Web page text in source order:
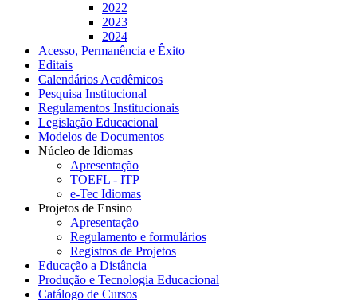
2022
2023
2024
Acesso, Permanência e Êxito
Editais
Calendários Acadêmicos
Pesquisa Institucional
Regulamentos Institucionais
Legislação Educacional
Modelos de Documentos
Núcleo de Idiomas
Apresentação
TOEFL - ITP
e-Tec Idiomas
Projetos de Ensino
Apresentação
Regulamento e formulários
Registros de Projetos
Educação a Distância
Produção e Tecnologia Educacional
Catálogo de Cursos